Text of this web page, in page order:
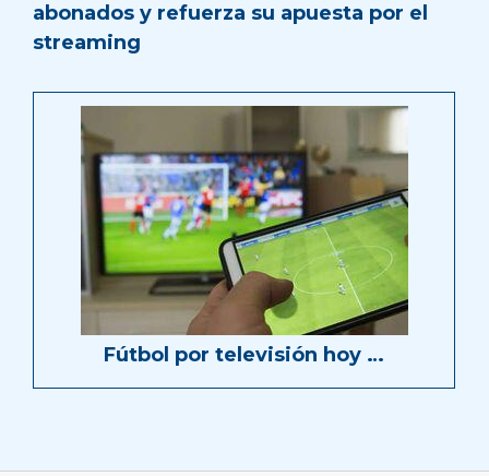
abonados y refuerza su apuesta por el
streaming
Fútbol por televisión hoy …